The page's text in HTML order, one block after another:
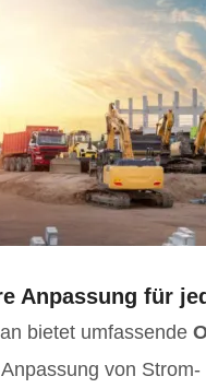
Anpassung für
bietet umfassende
Anpassung von